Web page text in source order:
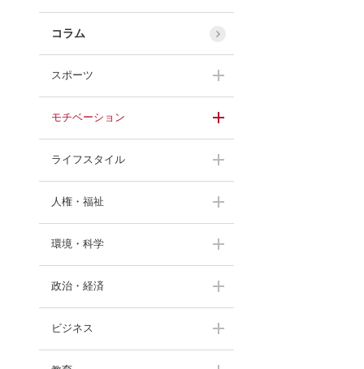
コラム
スポーツ
伊藤華英
大西一平
武田美保
角盈男
奥村幸治
久保田光彦
舞の海秀平
モチベーション
上田比呂志
渡邊洋子
渡邊洋子
北原照久
川村透
木場弘子
ライフスタイル
甘糟りり子
間々田佳子
山本京子
黒田英雄
人権・福祉
渡部陽一
中村勝雄
中村勝雄
環境・科学
村田佳壽子
末吉竹二郎
政治・経済
進藤勇治
ビジネス